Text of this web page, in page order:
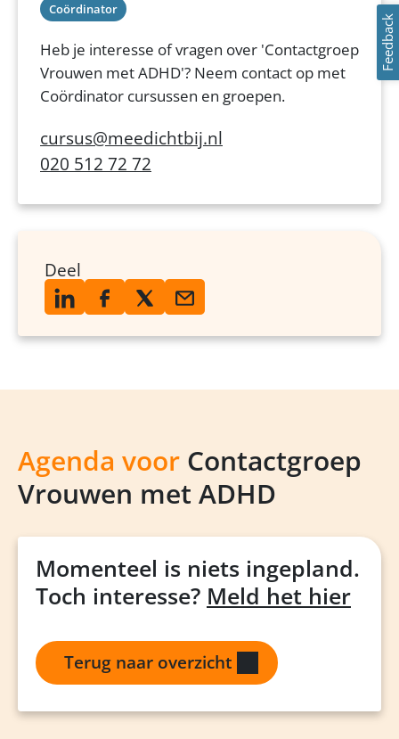
Feedback
Coördinator
Heb je interesse of vragen over 'Contactgroep
Vrouwen met ADHD'? Neem contact op met
Coördinator cursussen en groepen.
cursus@meedichtbij.nl
020 512 72 72
Deel
Agenda voor Contactgroep
Vrouwen met ADHD
Momenteel is niets ingepland.
Toch interesse? Meld het hier
Terug naar overzicht